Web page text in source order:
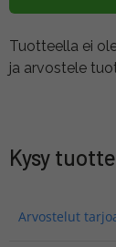
Tuotteella ei
ja arvostele
Kysy
Arvostelut